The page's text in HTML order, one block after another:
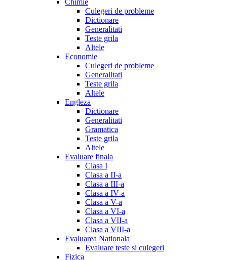
Chimie
Culegeri de probleme
Dictionare
Generalitati
Teste grila
Altele
Economie
Culegeri de probleme
Generalitati
Teste grila
Altele
Engleza
Dictionare
Generalitati
Gramatica
Teste grila
Altele
Evaluare finala
Clasa I
Clasa a II-a
Clasa a III-a
Clasa a IV-a
Clasa a V-a
Clasa a VI-a
Clasa a VII-a
Clasa a VIII-a
Evaluarea Nationala
Evaluare teste si culegeri
Fizica